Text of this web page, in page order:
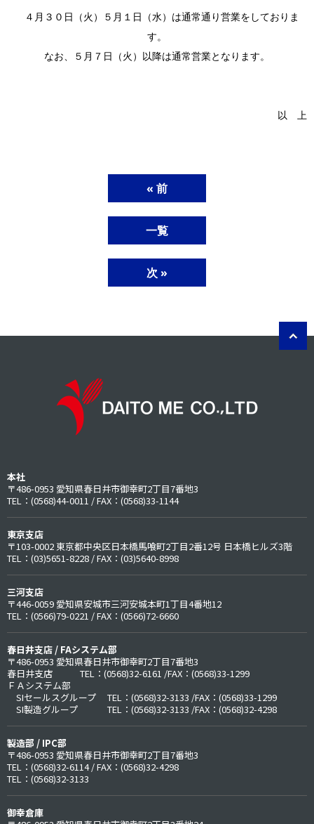
４月３０日（火）５月１日（水）は通常通り営業をしておりま
す。
なお、５月７日（火）以降は通常営業となります。
以 上
« 前
一覧
次 »
本社
〒486-0953 愛知県春日井市御幸町2丁目7番地3
TEL：(0568)44-0011 / FAX：(0568)33-1144
東京支店
〒103-0002 東京都中央区日本橋馬喰町2丁目2番12号 日本橋ヒルズ3階
TEL：(03)5651-8228 / FAX：(03)5640-8998
三河支店
〒446-0059 愛知県安城市三河安城本町1丁目4番地12
TEL：(0566)79-0221 / FAX：(0566)72-6660
春日井支店 / FAシステム部
〒486-0953 愛知県春日井市御幸町2丁目7番地3
春日井支店 TEL：(0568)32-6161 /FAX：(0568)33-1299
ＦＡシステム部
SIセールスグループ TEL：(0568)32-3133 /FAX：(0568)33-1299
SI製造グループ TEL：(0568)32-3133 /FAX：(0568)32-4298
製造部 / IPC部
〒486-0953 愛知県春日井市御幸町2丁目7番地3
TEL：(0568)32-6114 / FAX：(0568)32-4298
TEL：(0568)32-3133
御幸倉庫